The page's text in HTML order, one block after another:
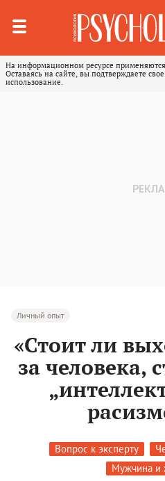
На информационном ресурсе
Оставаясь на сайте, вы подтверждаете свое
использование.
Личный опыт
«Стоит ли
за человека,
Вопрос к эксперту
Мужчина и